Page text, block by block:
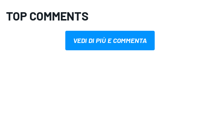
TOP COMMENTS
VEDI DI PIÙ E COMMENTA